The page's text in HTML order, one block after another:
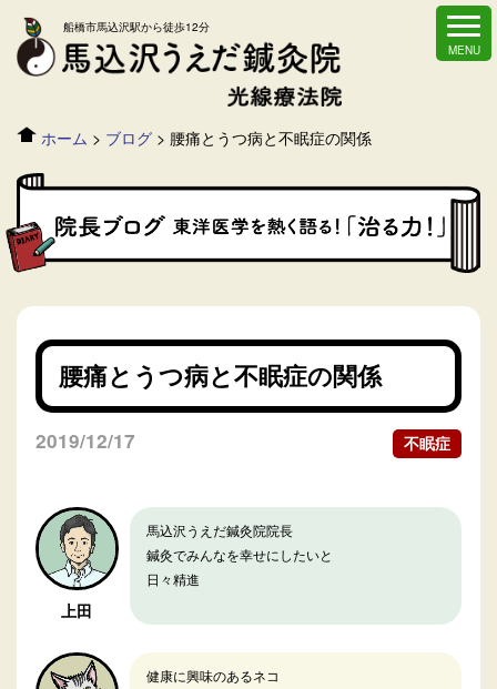
船橋市馬込沢駅から徒歩12分
ホーム > ブログ> 腰痛とうつ病と不眠症の関係
腰痛とうつ病と不眠症の関係
2019/12/17 不眠症
上田
馬込沢うえだ鍼灸院院長
鍼灸でみんなを幸せにしたいと
日々精進
健康に興味のあるネコ